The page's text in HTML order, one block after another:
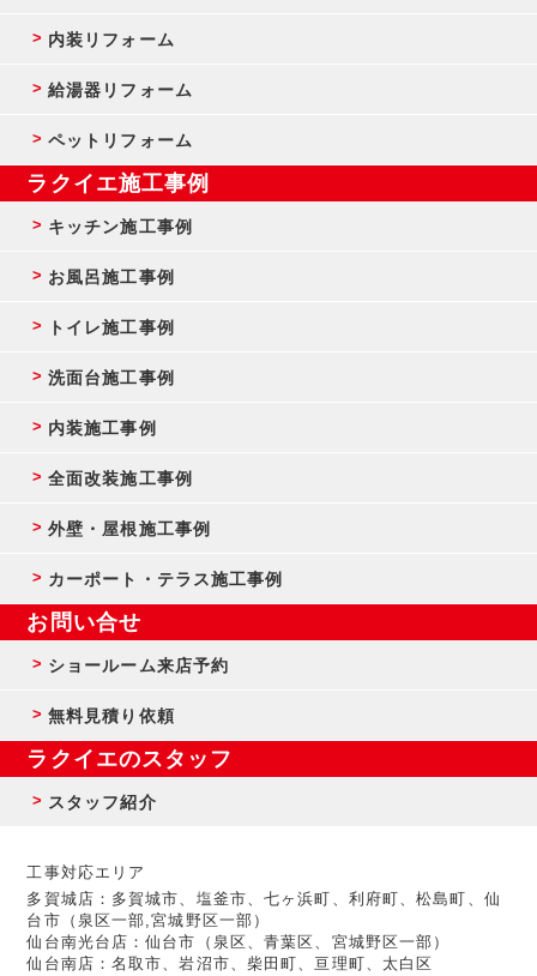
内装リフォーム
給湯器リフォーム
ペットリフォーム
ラクイエ施工事例
キッチン施工事例
お風呂施工事例
トイレ施工事例
洗面台施工事例
内装施工事例
全面改装施工事例
外壁・屋根施工事例
カーポート・テラス施工事例
お問い合せ
ショールーム来店予約
無料見積り依頼
ラクイエのスタッフ
スタッフ紹介
工事対応エリア
多賀城店：多賀城市、塩釜市、七ヶ浜町、利府町、松島町、仙
台市（泉区一部,宮城野区一部）
仙台南光台店：仙台市（泉区、青葉区、宮城野区一部）
仙台南店：名取市、岩沼市、柴田町、亘理町、太白区